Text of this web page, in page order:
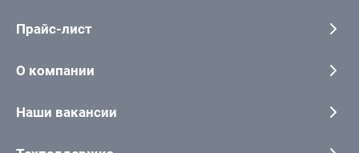
Прайс-лист
О компании
Наши вакансии